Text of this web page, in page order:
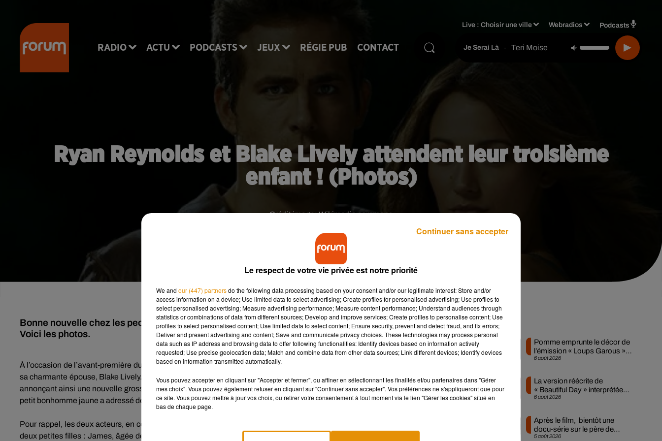
RADIO ACTU PODCASTS JEUX RÉGIE PUB CONTACT
Live :Choisir une ville Webradios Podcasts
Je Serai Là - Teri Moise
Ryan Reynolds et Blake Lively attendent leur troisième
enfant ! (Photos)
Crédit image:Wikimedia commons
Bonne nouvelle chez les peoples ! Blake Lively et Ryan Reynolds attendent un heureux évènement.
Voici les photos.
À l’occasion de l’avant-première du film Pokémon:DétectivePikachu à New-York, Ryan
sa charmante épouse, Blake Lively.
Vêtue d’une sublime robe jaune, l’actrice de 31 ans a dévoilé un ventre déjà bien arrondi,
annonçant ainsi une nouvelle grossesse (Photos ci-dessous). Le compte officiel du film dans lequel l’acteur prête sa voix au
petit bonhomme jaune a adressé des félicitations au couple.
Pour rappel, les deux acteurs, en couple depuis leur rencontre sur le tournage du film
deux petites filles : James, âgée de 4 ans, et
Musique
6 août 2026
Pomme emprunte le décor de
l’émission « Loups Garous »
pour son...
6 août 2026
La version réécrite de
« Beautiful Day » interprétée
lors des...
5 août 2026
Après le film, bientôt une
docu-série sur le père de
Michael Jackson
Le respect de votre vie privée est notre priorité
We and our (447) partnersdo the following data processing based on your consent and/or our legitimate interest: Store and/or
access information on a device; Use limited data to select advertising; Create profiles for personalised advertising; Use profiles to
select personalised advertising; Measure advertising performance; Measure content performance; Understand audiences through
statistics or combinations of data from different sources; Develop and improve services; Create profiles to personalise content; Use
profiles to select personalised content; Use limited data to select content; Ensure security, prevent and detect fraud, and fix errors;
Deliver and present advertising and content; Save and communicate privacy choices. These technologies may process personal
data such as IP address and browsing data to offer following functionalities: Identify devices based on information actively
requested; Use precise geolocation data; Match and combine data from other data sources; Link different devices; Identify devices
based on information transmitted automatically.
Vous pouvez accepter en cliquant sur "Accepter et fermer", ou affiner en sélectionnant les finalités et/ou partenaires dans "Gérer
mes choix". Vous pouvez également refuser en cliquant sur "Continuer sans accepter". Vos préférences ne s'appliqueront que pour
ce site. Vous pouvez mettre à jour vos choix, ou retirer votre consentement à tout moment via le lien "Gérer les cookies" situé en
bas de chaque page.
Continuer sans accepter